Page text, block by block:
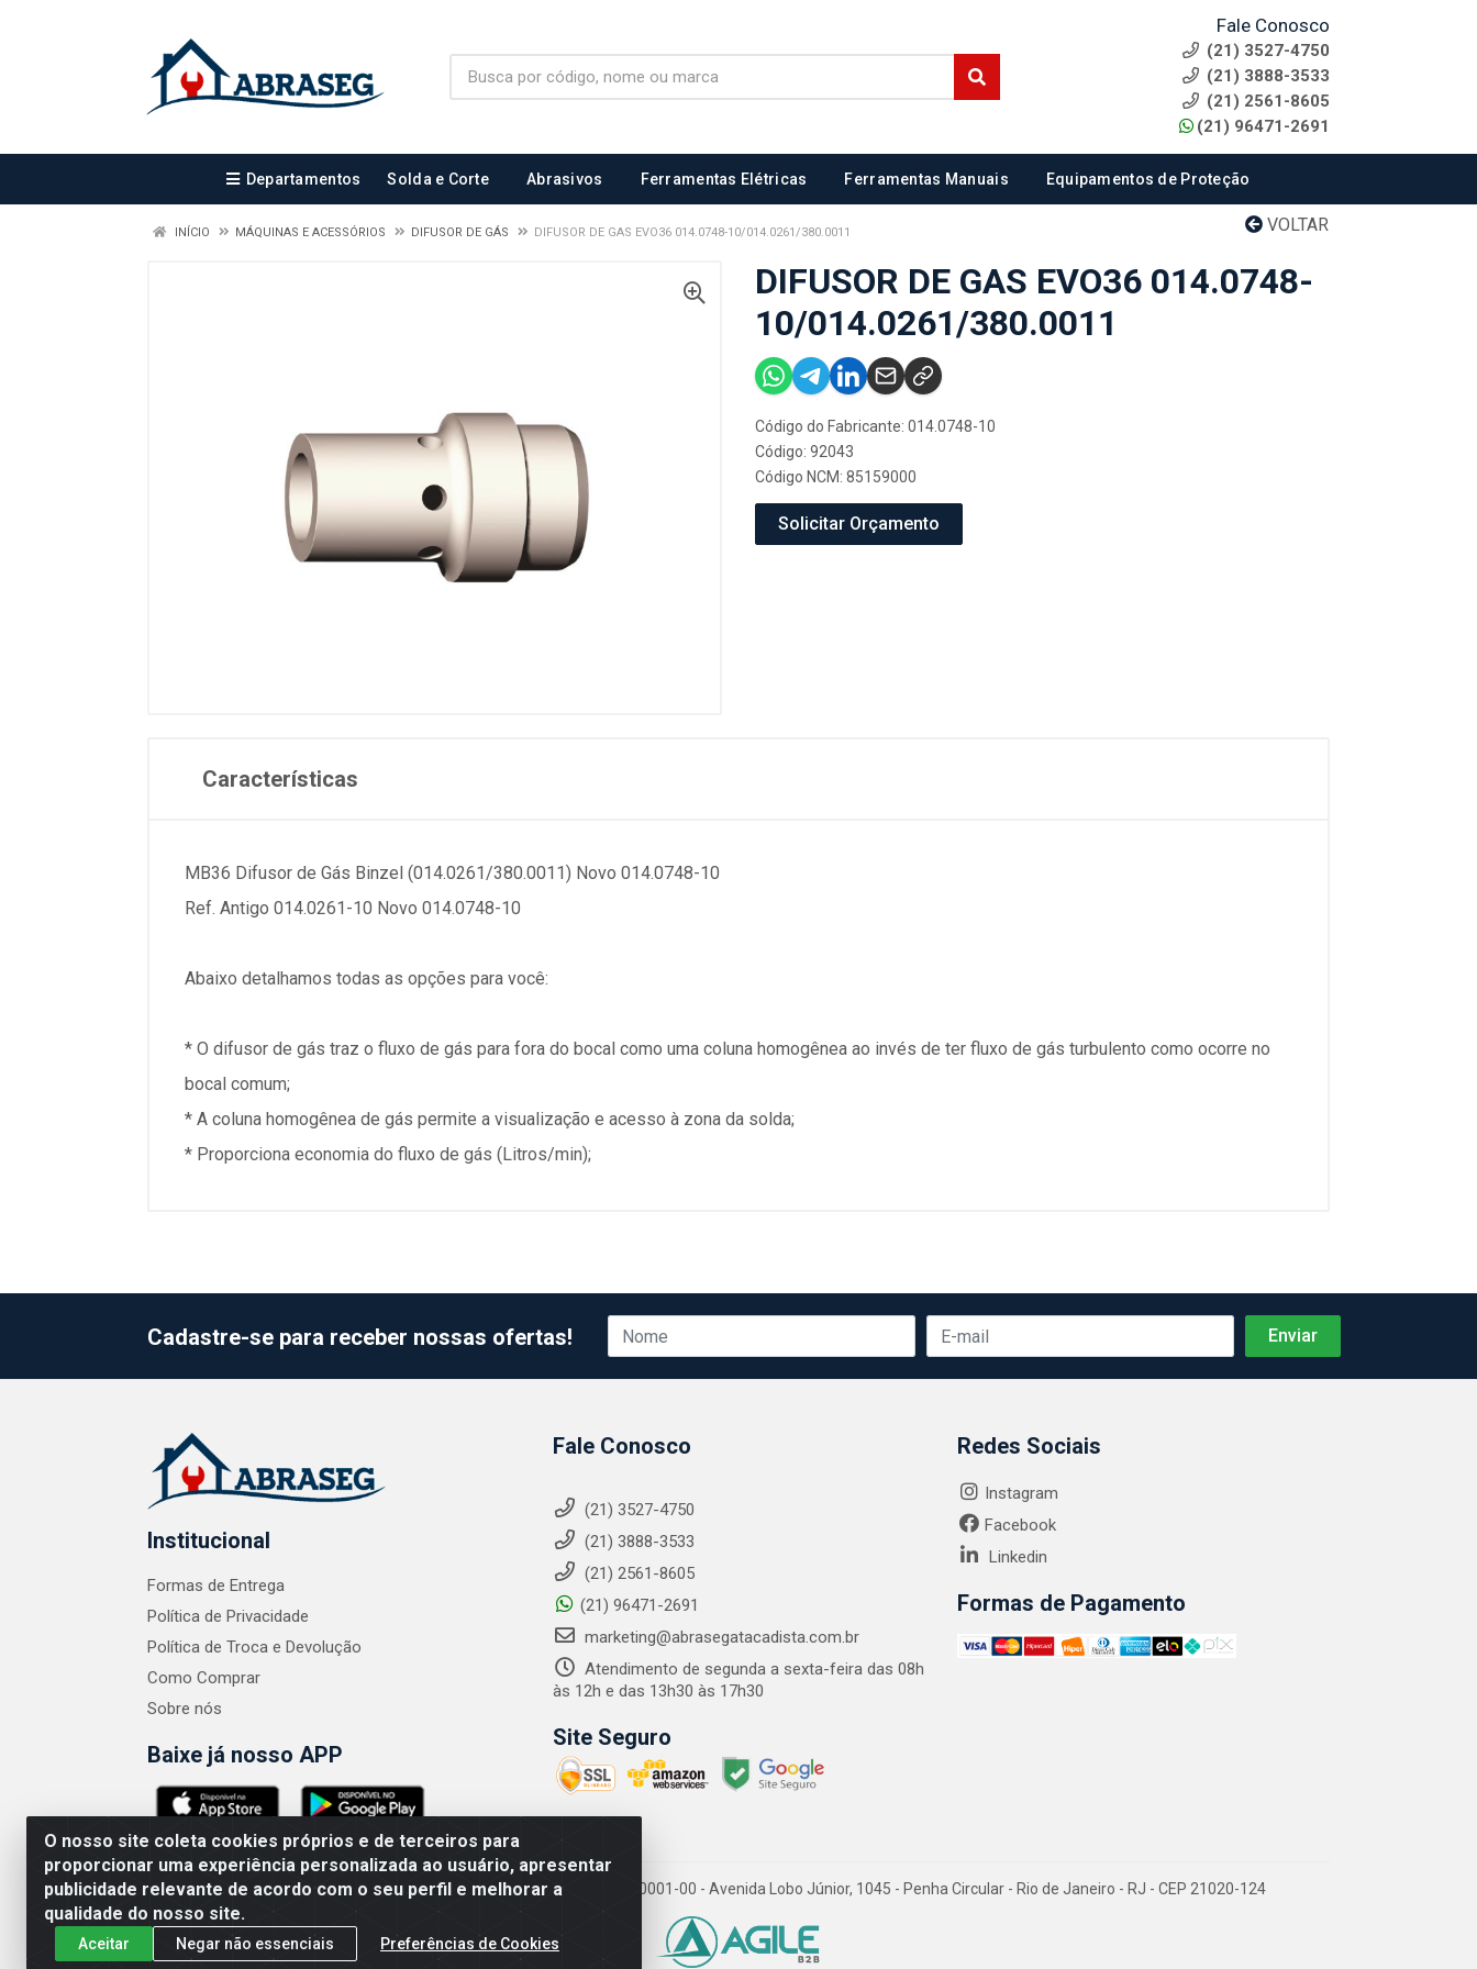
Fale Conosco
(21) 3527-4750
(21) 3888-3533
(21) 2561-8605
(21) 96471-2691
Departamentos Solda e Corte Abrasivos Ferramentas Elétricas Ferramentas Manuais Equipamentos de Proteção
VOLTAR
INÍCIO MÁQUINAS E ACESSÓRIOS DIFUSOR DE GÁS DIFUSOR DE GAS EVO36 014.0748-10/014.0261/380.0011
DIFUSOR DE GAS EVO36 014.0748-
10/014.0261/380.0011
Código do Fabricante: 014.0748-10
Código: 92043
Código NCM: 85159000
Solicitar Orçamento
Características
MB36 Difusor de Gás Binzel (014.0261/380.0011) Novo 014.0748-10
Ref. Antigo 014.0261-10 Novo 014.0748-10
Abaixo detalhamos todas as opções para você:
* O difusor de gás traz o fluxo de gás para fora do bocal como uma coluna homogênea ao invés de ter fluxo de gás turbulento como ocorre no
bocal comum;
* A coluna homogênea de gás permite a visualização e acesso à zona da solda;
* Proporciona economia do fluxo de gás (Litros/min);
O nosso site coleta cookies próprios e de terceiros para
proporcionar uma experiência personalizada ao usuário, apresentar
publicidade relevante de acordo com o seu perfil e melhorar a
qualidade do nosso site.
Aceitar Negar não essenciais Preferências de Cookies
Cadastre-se para receber nossas ofertas!
Institucional
Formas de Entrega
Política de Privacidade
Política de Troca e Devolução
Como Comprar
Sobre nós
Baixe já nosso APP
Fale Conosco
(21) 3527-4750
(21) 3888-3533
(21) 2561-8605
(21) 96471-2691
marketing@abrasegatacadista.com.br
Atendimento de segunda a sexta-feira das 08h
às 12h e das 13h30 às 17h30
Site Seguro
Redes Sociais
Instagram
Facebook
Linkedin
Formas de Pagamento
ABRASEG COMÉRCIO ATACADISTA LTDA - CNPJ: 10.894.768/0001-00 - Avenida Lobo Júnior, 1045 - Penha Circular - Rio de Janeiro - RJ - CEP 21020-124